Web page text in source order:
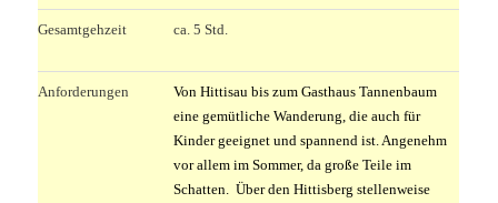
Gesamtgehzeit ca. 5 Std.
Anforderungen
Von Hittisau bis zum Gasthaus Tannenbaum
eine gemütliche Wanderung, die auch für
Kinder geeignet und spannend ist. Angenehm
vor allem im Sommer, da große Teile im
Schatten. Über den Hittisberg stellenweise